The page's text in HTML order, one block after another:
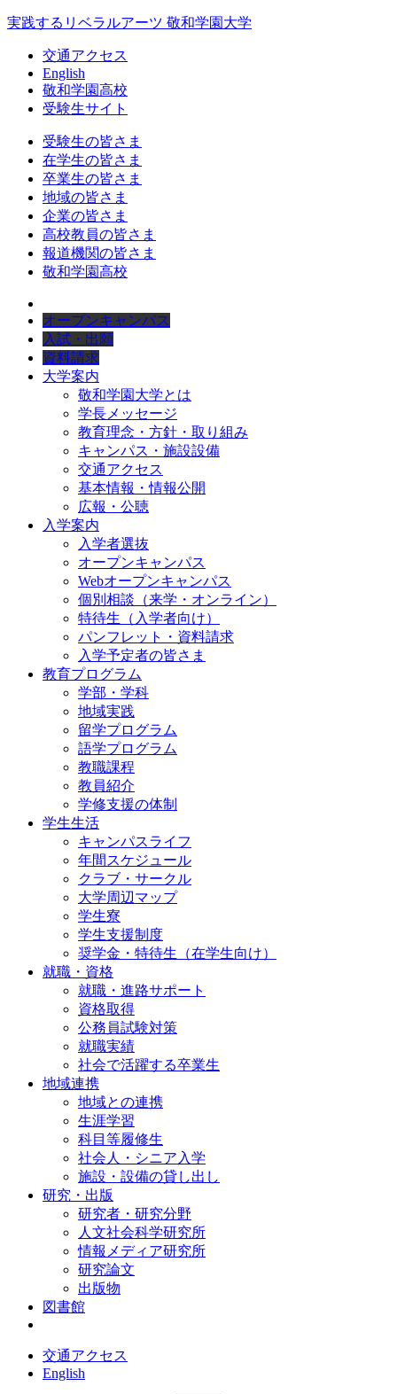
実践するリベラルアーツ 敬和学園大学
交通アクセス
English
敬和学園高校
受験生サイト
受験生の皆さま
在学生の皆さま
卒業生の皆さま
地域の皆さま
企業の皆さま
高校教員の皆さま
報道機関の皆さま
敬和学園高校
オープンキャンパス
入試・出願
資料請求
大学案内
敬和学園大学とは
学長メッセージ
教育理念・方針・取り組み
キャンパス・施設設備
交通アクセス
基本情報・情報公開
広報・公聴
入学案内
入学者選抜
オープンキャンパス
Webオープンキャンパス
個別相談（来学・オンライン）
特待生（入学者向け）
パンフレット・資料請求
入学予定者の皆さま
教育プログラム
学部・学科
地域実践
留学プログラム
語学プログラム
教職課程
教員紹介
学修支援の体制
学生生活
キャンパスライフ
年間スケジュール
クラブ・サークル
大学周辺マップ
学生寮
学生支援制度
奨学金・特待生（在学生向け）
就職・資格
就職・進路サポート
資格取得
公務員試験対策
就職実績
社会で活躍する卒業生
地域連携
地域との連携
生涯学習
科目等履修生
社会人・シニア入学
施設・設備の貸し出し
研究・出版
研究者・研究分野
人文社会科学研究所
情報メディア研究所
研究論文
出版物
図書館
交通アクセス
English